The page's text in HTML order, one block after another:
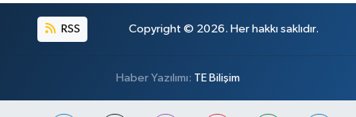
RSS Copyright © 2026. Her hakkı saklıdır.
Haber Yazılımı: TE Bilişim